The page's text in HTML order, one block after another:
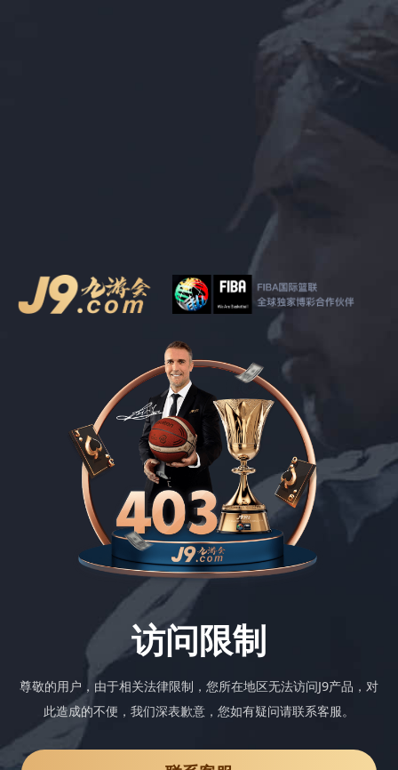
访问限制
尊敬的用户，由于相关法律限制，您所在地区无法访问J9产品，对
此造成的不便，我们深表歉意，您如有疑问请联系客服。